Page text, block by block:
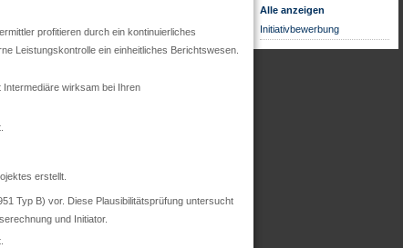
Alle anzeigen
Initiativbewerbung
profitieren durch ein kontinuierliches
Leistungskontrolle ein einheitliches Berichtswesen.
wirksam bei Ihren
erstellt.
Typ B) vor. Diese Plausibilitätsprüfung untersucht
und Initiator.